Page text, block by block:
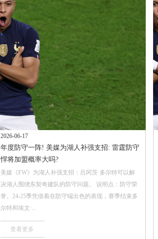
2026-06-17
年度防守一阵! 美媒为湖人补强支招: 雷霆防守
悍将加盟概率大吗?
美媒《FW》为湖人补强支招：吕冈茨·多尔特可以解
决湖人围绕东契奇建队的防守问题。 说明点：防守荣
誉。24-25季凭借着在防守端出色的表现，赛季结束多
尔特和埃文·...
查看更多